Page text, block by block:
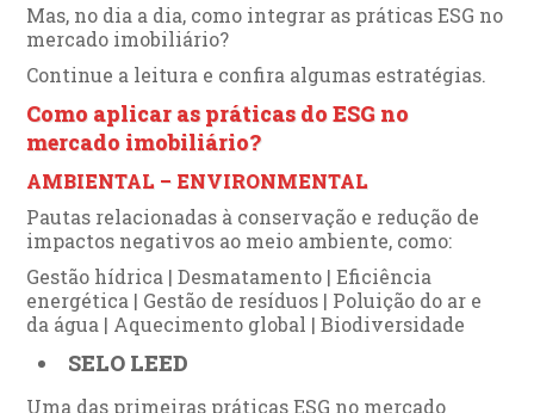
Mas, no dia a dia, como integrar as práticas ESG no
mercado imobiliário?
Continue a leitura e confira algumas estratégias.
Como aplicar as práticas do ESG no
mercado imobiliário?
AMBIENTAL – ENVIRONMENTAL
Pautas relacionadas à conservação e redução de
impactos negativos ao meio ambiente, como:
Gestão hídrica | Desmatamento | Eficiência
energética | Gestão de resíduos | Poluição do ar e
da água | Aquecimento global | Biodiversidade
SELO LEED
Uma das primeiras práticas ESG no mercado